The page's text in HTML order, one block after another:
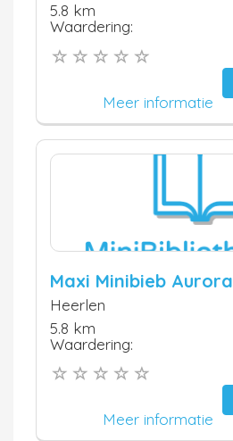
5.8 km
Waardering:
Meer informatie
Maxi Minibieb Aurora
Heerlen
5.8 km
Waardering:
Meer informatie